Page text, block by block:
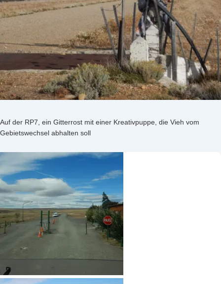
Auf der RP7, ein Gitterrost mit einer Kreativpuppe, die Vieh vom
Gebietswechsel abhalten soll